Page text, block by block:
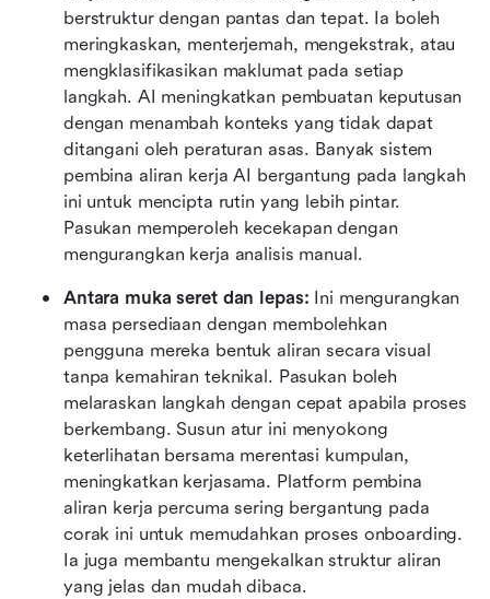
berstruktur dengan pantas dan tepat. Ia boleh
meringkaskan, menterjemah, mengekstrak, atau
mengklasifikasikan maklumat pada setiap
langkah. AI meningkatkan pembuatan keputusan
dengan menambah konteks yang tidak dapat
ditangani oleh peraturan asas. Banyak sistem
pembina aliran kerja AI bergantung pada langkah
ini untuk mencipta rutin yang lebih pintar.
Pasukan memperoleh kecekapan dengan
mengurangkan kerja analisis manual.
Antara muka seret dan lepas: Ini mengurangkan
masa persediaan dengan membolehkan
pengguna mereka bentuk aliran secara visual
tanpa kemahiran teknikal. Pasukan boleh
melaraskan langkah dengan cepat apabila proses
berkembang. Susun atur ini menyokong
keterlihatan bersama merentasi kumpulan,
meningkatkan kerjasama. Platform pembina
aliran kerja percuma sering bergantung pada
corak ini untuk memudahkan proses onboarding.
Ia juga membantu mengekalkan struktur aliran
yang jelas dan mudah dibaca.